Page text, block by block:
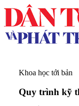
Khoa học tới bản
Quy trình kỹ